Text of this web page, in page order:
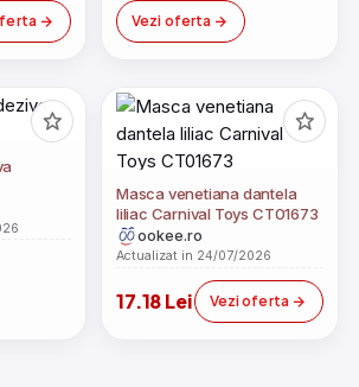
Vezi oferta
Masca venetiana dantela
liliac Carnival Toys CT01673
ookee.ro
Actualizat in 24/07/2026
17.18 Lei Vezi oferta